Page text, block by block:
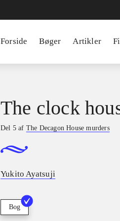
Forside Bøger Artikler
The clock
Del 5 af The Decagon House murders
Yukito Ayatsuji
Bog